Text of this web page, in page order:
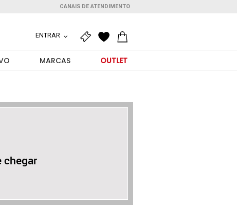
CANAIS DE ATENDIMENTO
ENTRAR
MARCAS OUTLET
chegar